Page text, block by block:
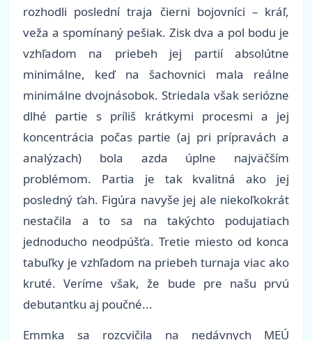
rozhodli poslední traja čierni bojovníci – kráľ,
veža a spomínaný pešiak. Zisk dva a pol bodu je
vzhľadom na priebeh jej partií absolútne
minimálne, keď na šachovnici mala reálne
minimálne dvojnásobok. Striedala však seriózne
dlhé partie s príliš krátkymi procesmi a jej
koncentrácia počas partie (aj pri prípravách a
analýzach) bola azda úplne najväčším
problémom. Partia je tak kvalitná ako jej
posledný ťah. Figúra navyše jej ale niekoľkokrát
nestačila a to sa na takýchto podujatiach
jednoducho neodpúšťa. Tretie miesto od konca
tabuľky je vzhľadom na priebeh turnaja viac ako
kruté. Veríme však, že bude pre našu prvú
debutantku aj poučné...
Emmka sa rozcvičila na nedávnych MEÚ